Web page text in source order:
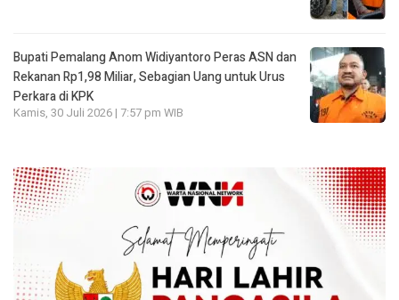
Bupati Pemalang Anom Widiyantoro Peras ASN dan
Rekanan Rp1,98 Miliar, Sebagian Uang untuk Urus
Perkara di KPK
Kamis, 30 Juli 2026 | 7:57 pm WIB